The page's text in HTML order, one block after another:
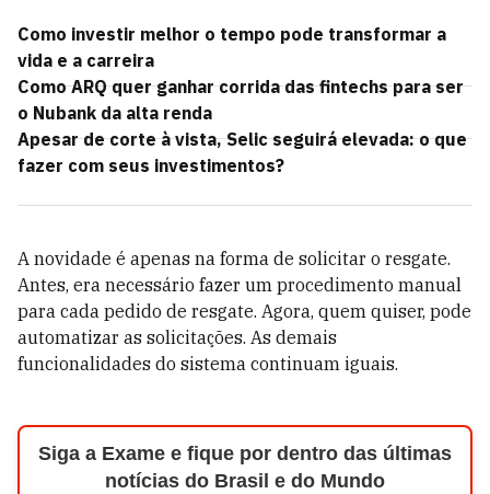
Como investir melhor o tempo pode transformar a
vida e a carreira
Como ARQ quer ganhar corrida das fintechs para ser
o Nubank da alta renda
Apesar de corte à vista, Selic seguirá elevada: o que
fazer com seus investimentos?
A novidade é apenas na forma de solicitar o resgate.
Antes, era necessário fazer um procedimento manual
para cada pedido de resgate. Agora, quem quiser, pode
automatizar as solicitações. As demais
funcionalidades do sistema continuam iguais.
Siga a Exame e fique por dentro das últimas
notícias do Brasil e do Mundo